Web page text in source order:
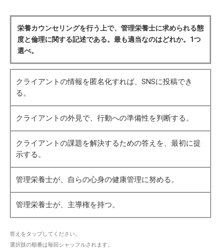
栄養カウンセリングを行う上で、管理栄養士に求められる態
度と倫理に関する記述である。最も適当なのはどれか。1つ
選べ。
クライアントの情報を匿名化すれば、SNSに投稿でき
る。
クライアントの外見で、行動への準備性を判断する。
クライアントの課題を解決するための答えを、最初に提
示する。
管理栄養士が、自らの心身の健康管理に努める。
管理栄養士が、主導権を持つ。
答えをタップしてください。
選択肢の順番は毎回シャッフルされます。